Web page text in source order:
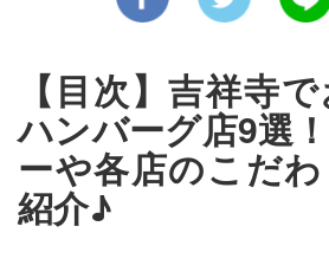
【目次】吉祥寺
ハンバーグ店9選
ーや各店のこだ
紹介♪